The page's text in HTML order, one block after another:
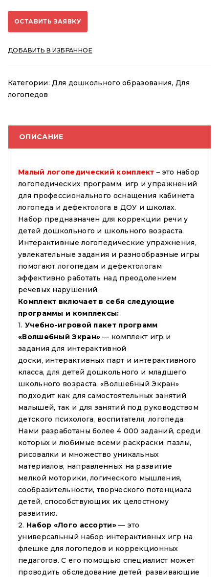
ОСТАВИТЬ ЗАЯВКУ
ДОБАВИТЬ В ИЗБРАННОЕ
Категории:Для дошкольного образования,Для
логопедов
ОПИСАНИЕ
Малый логопедический комплект – это набор
логопедических программ, игр и упражнений
для профессионального оснащения кабинета
логопеда и дефектолога в ДОУ и школах.
Набор предназначен для коррекции речи у
детей дошкольного и школьного возраста.
Интерактивные логопедические упражнения,
увлекательные задания и разнообразные игры
помогают логопедам и дефектологам
эффективно работать над преодолением
речевых нарушений.
Комплект включает в себя следующие
программы и комплексы:
1. Учебно-игровой пакет программ
«Волшебный Экран» — комплект игр и
задания для интерактивной
доски, интерактивных парт и интерактивного
класса, для детей дошкольного и младшего
школьного возраста. «Волшебный Экран»
подходит как для самостоятельных занятий
малышей, так и для занятий под руководством
детского психолога, воспитателя, логопеда.
Нами разработаны более 4 000 заданий, среди
которых и любимые всеми раскраски, пазлы,
рисовалки и множество уникальных
материалов, направленных на развитие
мелкой моторики, логического мышления,
сообразительности, творческого потенциала
детей, способствующих их целостному
развитию.
2. Набор «Лого ассорти»— это
универсальный набор интерактивных игр на
флешке для логопедов и коррекционных
педагогов. С его помощью специалист может
проводить обследование детей, развивающие